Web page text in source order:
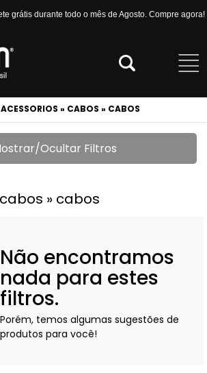
grátis durante todo o mês de Agosto. Compre agora!
ACESSORIOS » CABOS » CABOS
Ocultar Filtros
» cabos
Não encontramos
nada para estes
filtros.
Porém, temos algumas sugestões de
produtos para você!